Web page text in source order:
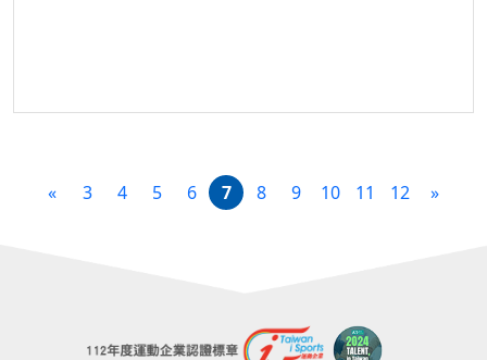
« 3 4 5 6 7 8 9 10 11 12 »